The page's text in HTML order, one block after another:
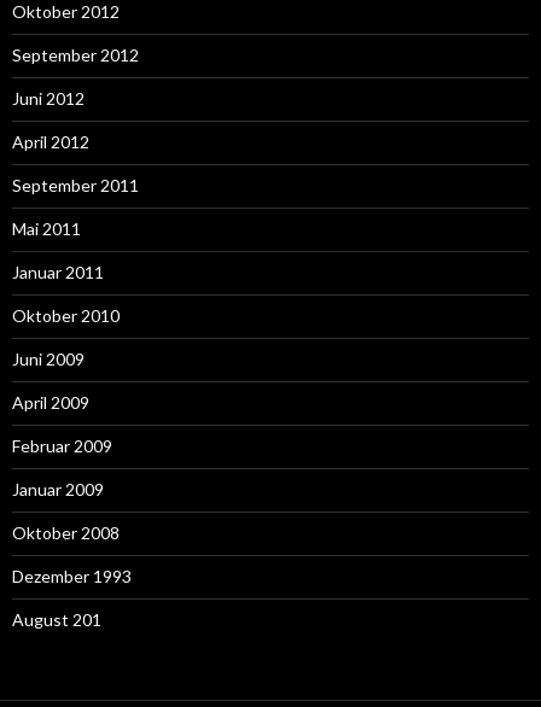
Oktober 2012
September 2012
Juni 2012
April 2012
September 2011
Mai 2011
Januar 2011
Oktober 2010
Juni 2009
April 2009
Februar 2009
Januar 2009
Oktober 2008
Dezember 1993
August 201